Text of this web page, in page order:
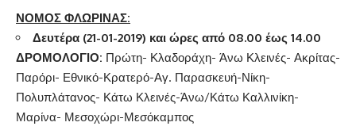
ΝΟΜΟΣ ΦΛΩΡΙΝΑΣ:
Δευτέρα (21-01-2019) και ώρες από 08.00 έως 14.00
ΔΡΟΜΟΛΟΓΙΟ: Πρώτη- Κλαδοράχη- Άνω Κλεινές- Ακρίτας-
Παρόρι- Εθνικό-Κρατερό-Αγ. Παρασκευή-Νίκη-
Πολυπλάτανος- Κάτω Κλεινές-Άνω/Κάτω Καλλινίκη-
Μαρίνα- Μεσοχώρι-Μεσόκαμπος